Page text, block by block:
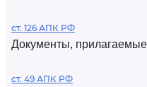
ст. 126 АПК РФ
Документы,
ст. 49 АПК РФ